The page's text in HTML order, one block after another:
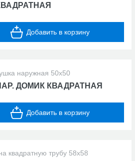
Добавить в корзину
ДОМИК КВАДРАТНАЯ
Добавить в корзину